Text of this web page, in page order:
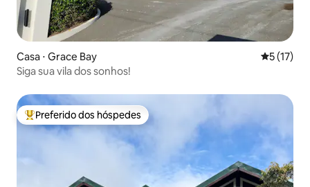
Casa ⋅ Grace Bay 5 de uma
5 (17)
Siga sua vila dos sonhos!
Entre os melhores preferidos dos hóspedes
Preferido dos hóspedes